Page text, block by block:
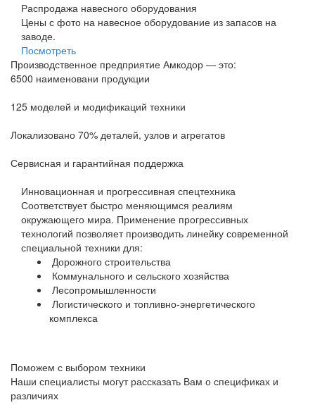
Распродажа навесного оборудования
Цены с фото на навесное оборудование из запасов на
заводе.
Посмотреть
Производственное предприятие Амкодор — это:
6500 наименовани продукции
125 моделей и модификаций техники
Локализовано 70% деталей, узлов и агрегатов
Сервисная и гарантийная поддержка
Инновационная и прогрессивная спецтехника
Соответствует быстро меняющимся реалиям
окружающего мира. Применение прогрессивных
технологий позволяет производить линейку современной
специальной техники для:
Дорожного строительства
Коммунального и сельского хозяйства
Лесопромышленности
Логистического и топливно-энергетического
комплекса
Поможем с выбором техники
Наши специалисты могут рассказать Вам о спецификах и
различиях